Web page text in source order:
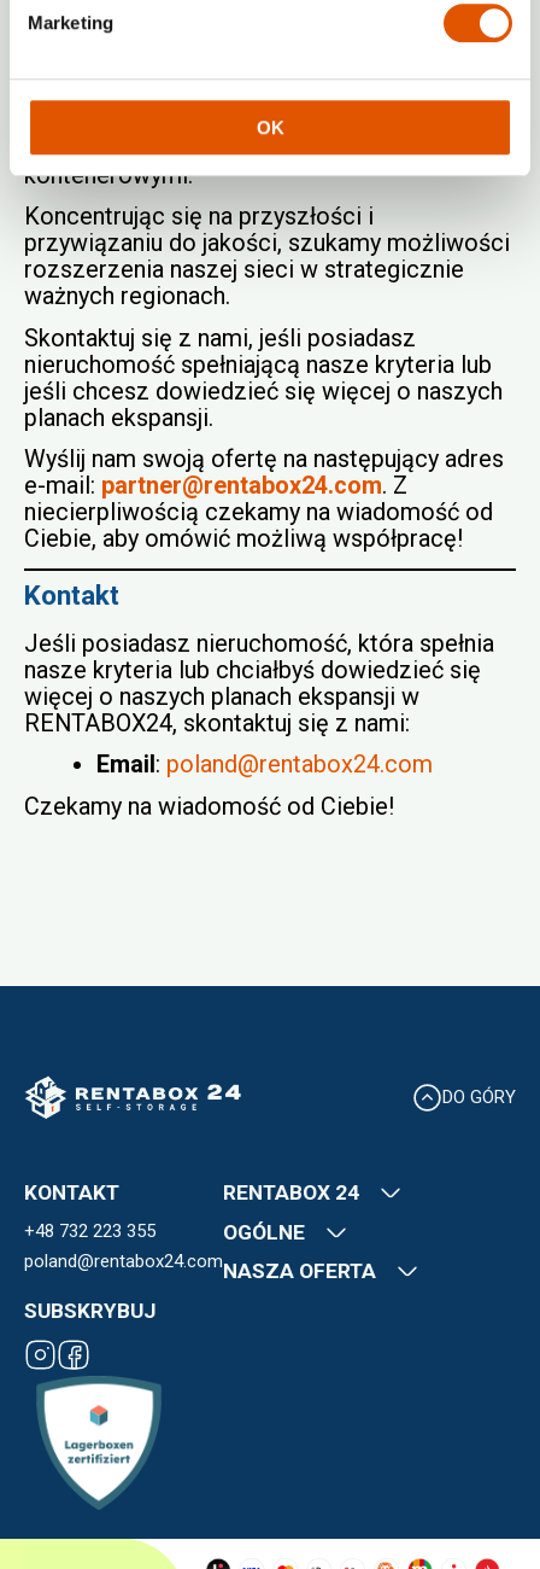
Marketing
OK
lokalizacji i charakterystyki oraz oferują
wysoki poziom zadowolenia klientów.
budynków, które można przekształcić w
obiekt self-storage, a także jesteśmy
zainteresowani odpowiednimi lokalizacjami
kontenerowymi.
Koncentrując się na przyszłości i
przywiązaniu do jakości, szukamy możliwości
rozszerzenia naszej sieci w strategicznie
ważnych regionach.
Skontaktuj się z nami, jeśli posiadasz
nieruchomość spełniającą nasze kryteria lub
jeśli chcesz dowiedzieć się więcej o naszych
planach ekspansji.
Wyślij nam swoją ofertę na następujący adres
e-mail: partner@rentabox24.com. Z
niecierpliwością czekamy na wiadomość od
Ciebie, aby omówić możliwą współpracę!
Kontakt
Jeśli posiadasz nieruchomość, która spełnia
nasze kryteria lub chciałbyś dowiedzieć się
więcej o naszych planach ekspansji w
RENTABOX24, skontaktuj się z nami:
Email : poland@rentabox24.com
Czekamy na wiadomość od Ciebie!
DO GÓRY
KONTAKT
+48 732 223 355
poland@rentabox24.com
SUBSKRYBUJ
RENTABOX 24
Kim jesteśmy
FAQ
OGÓLNE
Kontakt
NASZA OFERTA